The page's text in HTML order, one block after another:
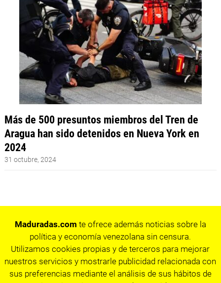
Más de 500 presuntos miembros del Tren de
Aragua han sido detenidos en Nueva York en
2024
31 octubre, 2024
Maduradas.com te ofrece además noticias sobre la
política y economía venezolana sin censura.
Utilizamos cookies propias y de terceros para mejorar
nuestros servicios y mostrarle publicidad relacionada con
sus preferencias mediante el análisis de sus hábitos de